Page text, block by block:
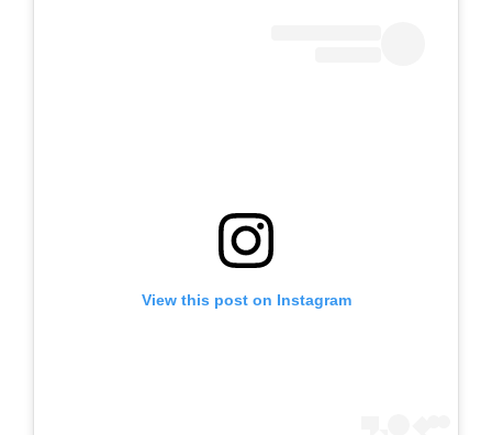
View this post on Instagram